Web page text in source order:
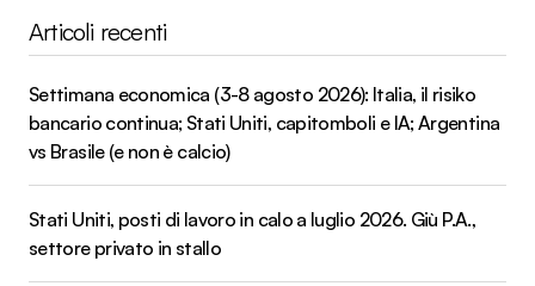
Articoli recenti
Settimana economica (3-8 agosto 2026): Italia, il risiko
bancario continua; Stati Uniti, capitomboli e IA; Argentina
vs Brasile (e non è calcio)
Stati Uniti, posti di lavoro in calo a luglio 2026. Giù P.A.,
settore privato in stallo